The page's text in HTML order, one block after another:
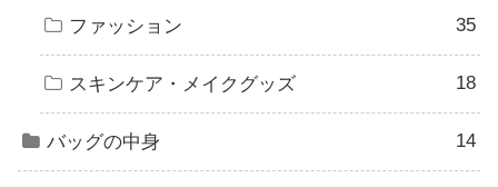
ファッション 35
スキンケア・メイクグッズ 18
バッグの中身 14